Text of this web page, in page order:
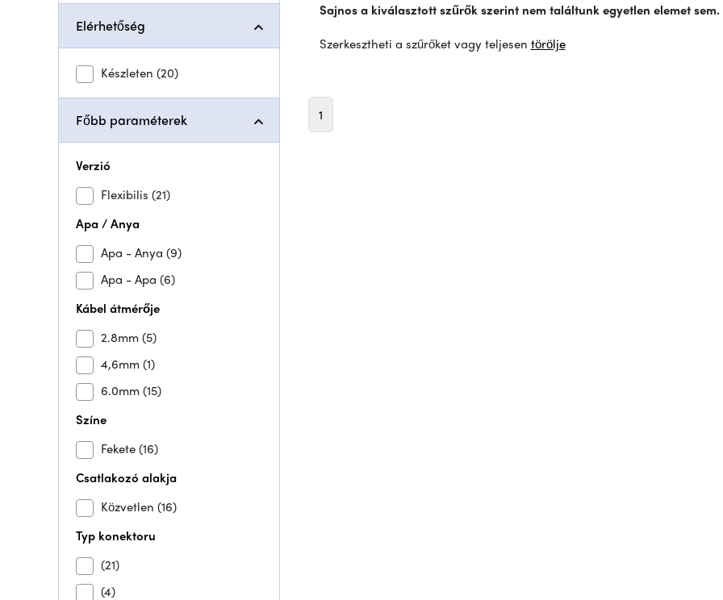
Elérhetőség
Készleten (20)
Főbb paraméterek
Verzió
Flexibilis (21)
Apa / Anya
Apa - Anya (9)
Apa - Apa (6)
Kábel átmérője
2.8mm(5)
4,6mm(1)
6.0mm(15)
Színe
Fekete(16)
Csatlakozó alakja
Közvetlen (16)
Typ konektoru
(21)
(4)
Sajnos a kiválasztott szűrők szerint nem találtunk egyetlen elemet sem.
Szerkesztheti a szűrőket vagy teljesen törölje
1